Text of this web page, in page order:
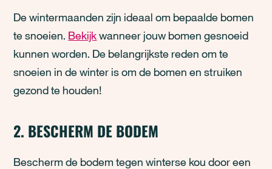
De wintermaanden zijn ideaal om bepaalde bomen
te snoeien. Bekijkwanneer jouw bomen gesnoeid
kunnen worden. De belangrijkste reden om te
snoeien in de winter is om de bomen en struiken
gezond te houden!
2. BESCHERM DE BODEM
Bescherm de bodem tegen winterse kou door een